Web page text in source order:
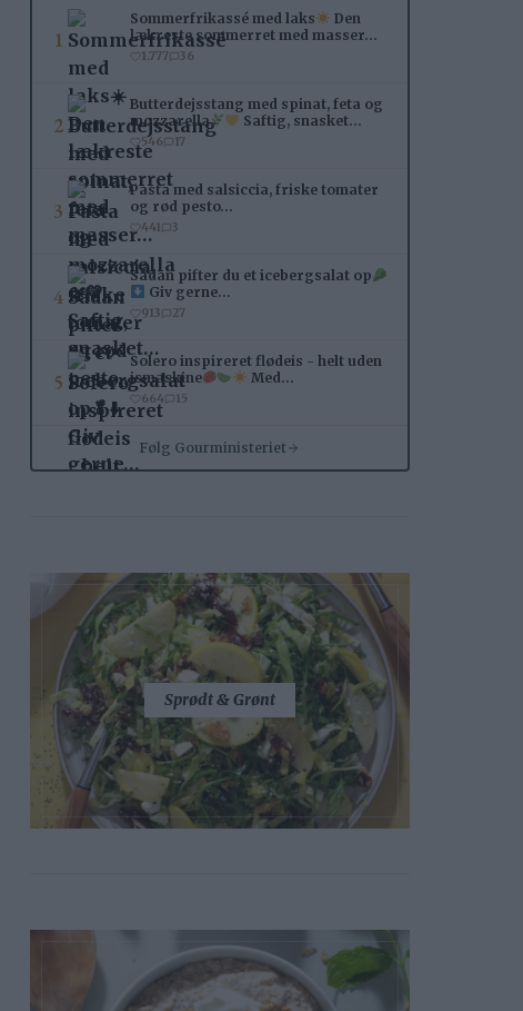
1
Sommerfrikassé med laks
Den
lækreste sommerret med masser…
1.777 36
2
Butterdejsstang med spinat, feta og
mozzarella
Saftig, snasket…
546 17
3
Pasta med salsiccia, friske tomater
og rød pesto…
441 3
4
Sådan pifter du et icebergsalat op
Giv gerne…
913 27
5
Solero inspireret flødeis - helt uden
ismaskine
Med…
664 15
Følg Gourministeriet
Sprødt & Grønt